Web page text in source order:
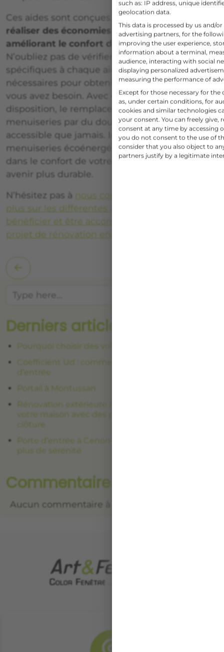
Ces aides sont conçues pour vous aider à
réaliser des économies d’énergie tout en
améliorant le confort de votre maison.
N’oubliez pas de vérifier les critères d’éligibilité
spécifiques à chaque aide et des démarches
nécessaires pour obtenir le financement dont
vous avez besoin. Avec ces ressources à votre
disposition, le remplacement de vos
menuiseries par du double vitrage est plus
accessible que jamais. Investir dans des
menuiseries écoénergétiques, c’est investir
dans le confort de votre maison et dans un
avenir plus durable.
N’hésitez pas à nous contacter pour en savoir
plus sur les différentes aides que vous pouvez
bénéficier et être accompagné dans votre
projet de rénovation en Gironde.
Derniers articles
Pourquoi choisir des volets battants précadres ?
Coefficient Ud : comment choisir une porte
d’entrée
Portail à Montussan
Rénovation extérieure à Lormont : harmonisez
votre maison avec des portes-fenêtres, volets et
clôture
Porte d’entrée à Cenon : partez en vacances avec
plus de sérénité
Commentaires récents
Aucun commentaire à afficher.
such as: IP address, unique
geolocation data.
This data is processed by us and/
advertising partners, for the
improving the user experience,
information about a terminal,
audience, interacting with social
displaying personalized
measuring the performance of
Except for those necessary for the
as, under certain conditions, for
cookies and similar technologies
your consent. You can freely give,
consent at any time by accessing
you do not consent to the use of
consider that you also object to
partners justify by a legitimate